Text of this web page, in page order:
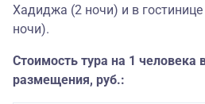
Хадиджа (2 ночи) и в
ночи).
Стоимость тура на 1 человека
размещения, руб.: